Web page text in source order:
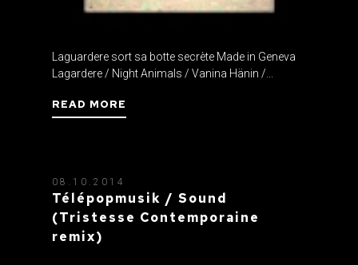
Laguardere sort sa botte secrète Made in Geneva
Lagardere / Night Animals / Vanina Hänin /...
READ MORE
08.10.2014
Télépopmusik / Sound
(Tristesse Contemporaine
remix)